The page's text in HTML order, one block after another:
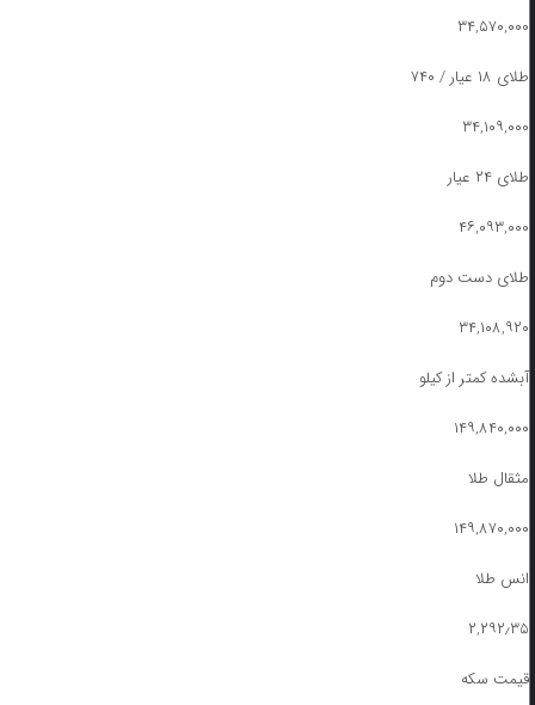
۳۴,۵۷۰,۰۰۰
طلای ۱۸ عیار / ۷۴۰
۳۴,۱۰۹,۰۰۰
طلای ۲۴ عیار
۴۶,۰۹۳,۰۰۰
طلای دست دوم
۳۴,۱۰۸,۹۲۰
آبشده کمتر از کیلو
۱۴۹,۸۴۰,۰۰۰
مثقال طلا
۱۴۹,۸۷۰,۰۰۰
انس طلا
۲,۲۹۲٫۳۵
قیمت سکه